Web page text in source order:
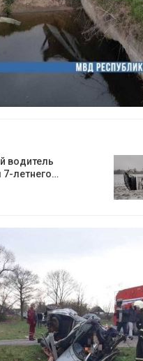
водитель
7-летнего…